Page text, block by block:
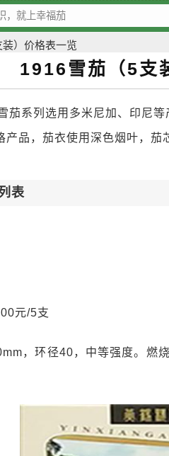
）价格表一览
1916雪茄（5支
茄系列选用多米尼加、印尼
产品，茄衣使用深色烟叶，茄
表
元/5支
，环径40，中等强度。燃